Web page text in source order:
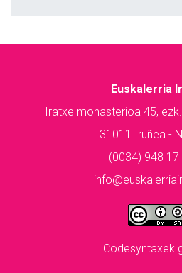
Euskalerria
Iratxe monasterioa 45,
31011 Iruñea -
(0034) 948 17
Codesyntaxek